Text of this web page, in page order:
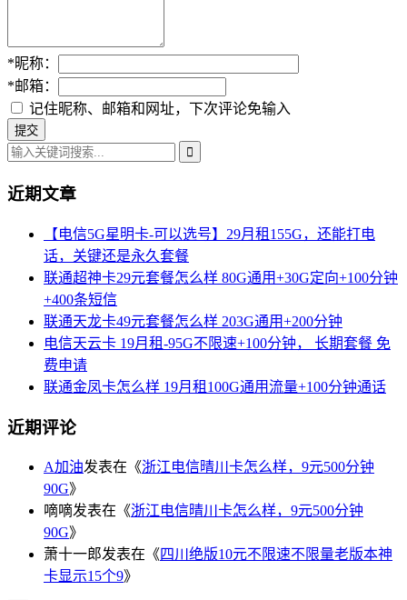
*昵称：
*邮箱：
记住昵称、邮箱和网址，下次评论免输入
近期文章
【电信5G星明卡-可以选号】29月租155G，还能打电
话，关键还是永久套餐
联通超神卡29元套餐怎么样 80G通用+30G定向+100分钟
+400条短信
联通天龙卡49元套餐怎么样 203G通用+200分钟
电信天云卡 19月租-95G不限速+100分钟， 长期套餐 免
费申请
联通金凤卡怎么样 19月租100G通用流量+100分钟通话
近期评论
A加油发表在《浙江电信晴川卡怎么样，9元500分钟
90G》
嘀嘀发表在《浙江电信晴川卡怎么样，9元500分钟
90G》
萧十一郎发表在《四川绝版10元不限速不限量老版本神
卡显示15个9》